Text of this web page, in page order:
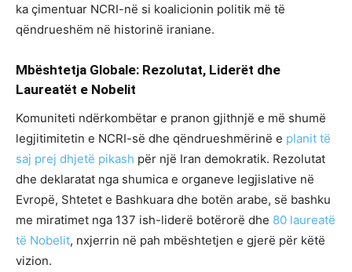
ka çimentuar NCRI-në si koalicionin politik më të
qëndrueshëm në historinë iraniane.
Mbështetja Globale: Rezolutat, Liderët dhe
Laureatët e Nobelit
Komuniteti ndërkombëtar e pranon gjithnjë e më shumë
legjitimitetin e NCRI-së dhe qëndrueshmërinë e planit të
saj prej dhjetë pikash për një Iran demokratik. Rezolutat
dhe deklaratat nga shumica e organeve legjislative në
Evropë, Shtetet e Bashkuara dhe botën arabe, së bashku
me miratimet nga 137 ish-liderë botërorë dhe 80 laureatë
të Nobelit, nxjerrin në pah mbështetjen e gjerë për këtë
vizion.